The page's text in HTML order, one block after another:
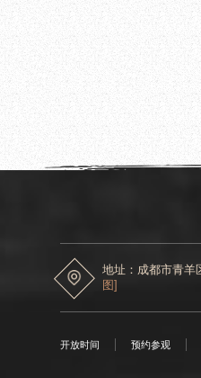
地址：成都市青羊
图]
开放时间 预约参观